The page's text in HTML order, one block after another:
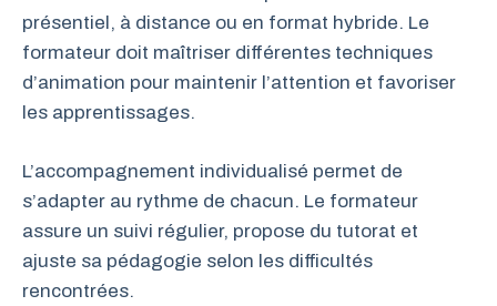
présentiel, à distance ou en format hybride. Le
formateur doit maîtriser différentes techniques
d’animation pour maintenir l’attention et favoriser
les apprentissages.
L’accompagnement individualisé permet de
s’adapter au rythme de chacun. Le formateur
assure un suivi régulier, propose du tutorat et
ajuste sa pédagogie selon les difficultés
rencontrées.